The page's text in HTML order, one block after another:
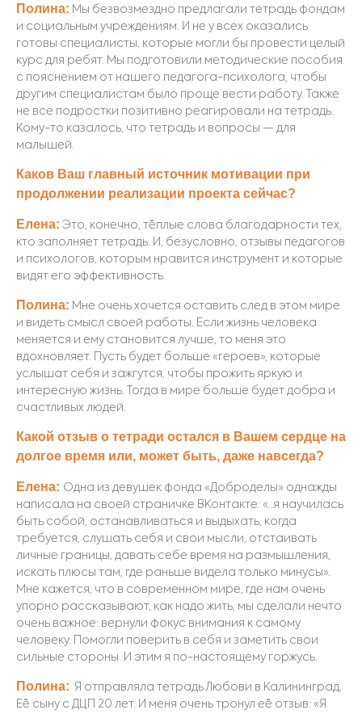
Полина: Мы безвозмездно предлагали тетрадь фондам
и социальным учреждениям. И не у всех оказались
готовы специалисты, которые могли бы провести целый
курс для ребят. Мы подготовили методические пособия
с пояснением от нашего педагога-психолога, чтобы
другим специалистам было проще вести работу. Также
не все подростки позитивно реагировали на тетрадь.
Кому-то казалось, что тетрадь и вопросы — для
малышей.
Каков Ваш главный источник мотивации при
продолжении реализации проекта сейчас?
Елена: Это, конечно, тёплые слова благодарности тех,
кто заполняет тетрадь. И, безусловно, отзывы педагогов
и психологов, которым нравится инструмент и которые
видят его эффективность.
Полина: Мне очень хочется оставить след в этом мире
и видеть смысл своей работы. Если жизнь человека
меняется и ему становится лучше, то меня это
вдохновляет. Пусть будет больше «героев», которые
услышат себя и зажгутся, чтобы прожить яркую и
интересную жизнь. Тогда в мире больше будет добра и
счастливых людей.
Какой отзыв о тетради остался в Вашем сердце на
долгое время или, может быть, даже навсегда?
Елена: Одна из девушек фонда «Доброделы» однажды
написала на своей страничке ВКонтакте: «..я научилась
быть собой, останавливаться и выдыхать, когда
требуется, слушать себя и свои мысли, отстаивать
личные границы, давать себе время на размышления,
искать плюсы там, где раньше видела только минусы».
Мне кажется, что в современном мире, где нам очень
упорно рассказывают, как надо жить, мы сделали нечто
очень важное: вернули фокус внимания к самому
человеку. Помогли поверить в себя и заметить свои
сильные стороны. И этим я по-настоящему горжусь.
Полина: Я отправляла тетрадь Любови в Калининград.
Её сыну с ДЦП 20 лет. И меня очень тронул её отзыв: «Я